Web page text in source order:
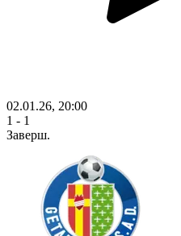
02.01.26, 20:00
1 - 1
Заверш.